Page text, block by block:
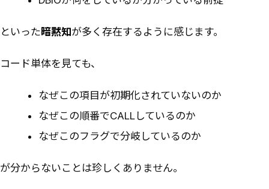
といった暗黙知が多く存在するように感じます。
コード単体を見ても、
なぜこの項目が初期化されていないのか
なぜこの順番でCALLしているのか
なぜこのフラグで分岐しているのか
が分からないことは珍しくありません。